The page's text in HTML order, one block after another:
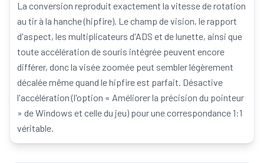
La conversion reproduit exactement la vitesse de rotation
au tir à la hanche (hipfire). Le champ de vision, le rapport
d'aspect, les multiplicateurs d'ADS et de lunette, ainsi que
toute accélération de souris intégrée peuvent encore
différer, donc la visée zoomée peut sembler légèrement
décalée même quand le hipfire est parfait. Désactive
l'accélération (l'option « Améliorer la précision du pointeur
» de Windows et celle du jeu) pour une correspondance 1:1
véritable.